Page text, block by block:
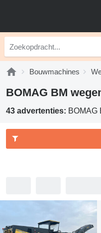
Bouwmachines
BOMAG BM
43 advertenties: BOMAG